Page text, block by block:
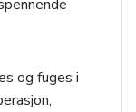
og fuges i